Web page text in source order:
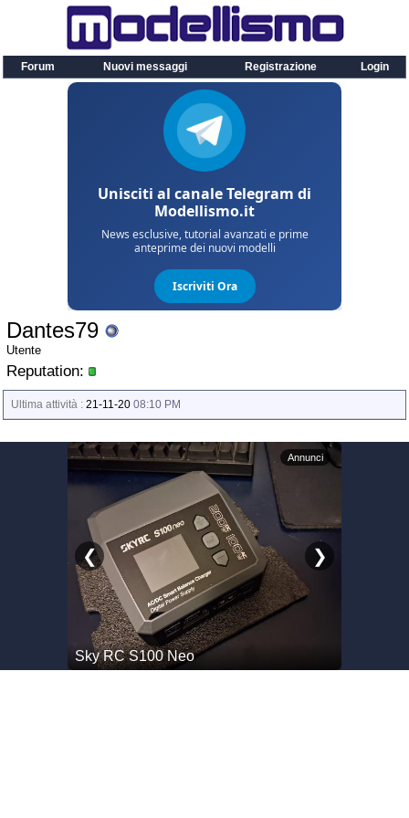
Forum Nuovi messaggi Registrazione Login
Dantes79
Utente
Reputation:
Ultima attività : 21-11-20 08:10 PM